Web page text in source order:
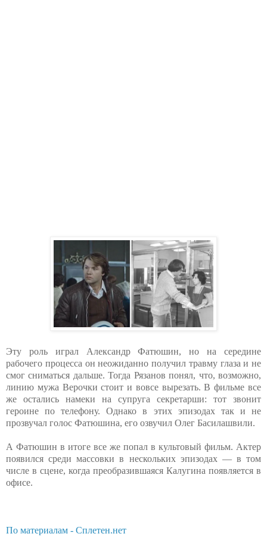
Эту роль играл Александр Фатюшин, но на середине
рабочего процесса он неожиданно получил травму глаза и не
смог сниматься дальше. Тогда Рязанов понял, что, возможно,
линию мужа Верочки стоит и вовсе вырезать. В фильме все
же остались намеки на супруга секретарши: тот звонит
героине по телефону. Однако в этих эпизодах так и не
прозвучал голос Фатюшина, его озвучил Олег Басилашвили.
А Фатюшин в итоге все же попал в культовый фильм. Актер
появился среди массовки в нескольких эпизодах — в том
числе в сцене, когда преобразившаяся Калугина появляется в
офисе.
По материалам - Сплетен.нет